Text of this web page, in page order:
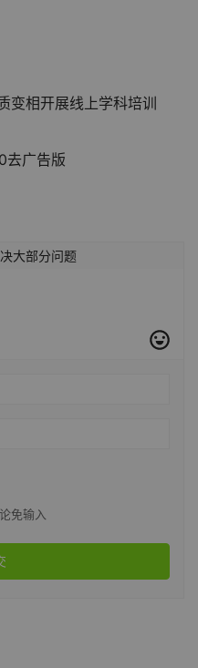
变相开展线上学科培训
去广告版
大部分问题
免输入